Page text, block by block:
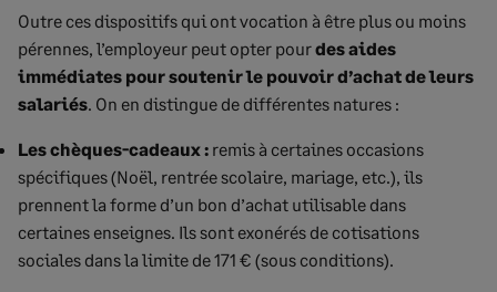
Outre ces dispositifs qui ont vocation à être plus ou moins
pérennes, l’employeur peut opter pourdes aides
immédiates pour soutenir le pouvoir d’achat de leurs
salariés . On en distingue de différentes natures :
Les chèques-cadeaux : remis à certaines occasions
spécifiques (Noël, rentrée scolaire, mariage, etc.), ils
prennent la forme d’un bon d’achat utilisable dans
certaines enseignes. Ils sont exonérés de cotisations
sociales dans la limite de 171 € (sous conditions).